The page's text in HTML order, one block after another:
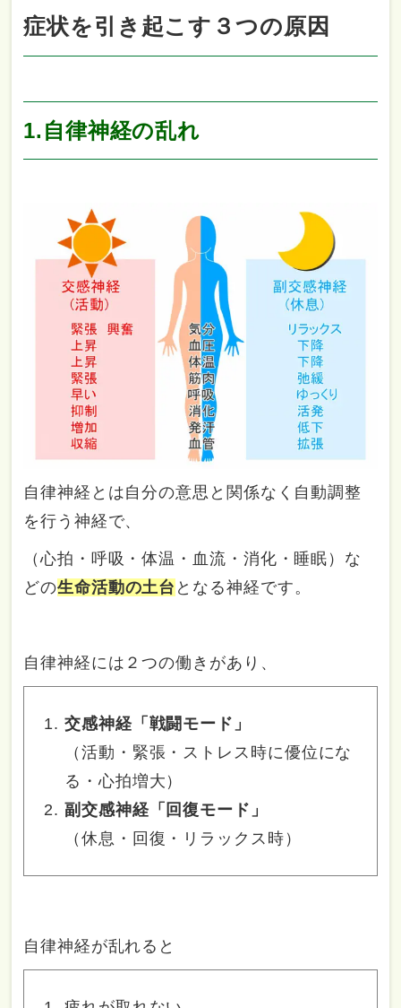
症状を引き起こす３つの原因
1.自律神経の乱れ
自律神経とは自分の意思と関係なく自動調整
を行う神経で、
（心拍・呼吸・体温・血流・消化・睡眠）な
どの生命活動の土台 となる神経です。
自律神経には２つの働きがあり、
交感神経「戦闘モード」
（活動・緊張・ストレス時に優位にな
る・心拍増大）
副交感神経「回復モード」
（休息・回復・リラックス時）
自律神経が乱れると